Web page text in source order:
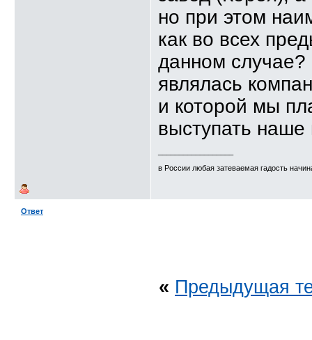
но при этом
как во всех
данном
являлась
и которой мы
выступать наше
в России любая затеваемая гадость
Ответ
« Предыдущая